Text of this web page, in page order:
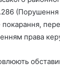
права